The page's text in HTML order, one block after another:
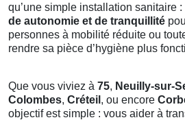
qu’une simple installation sanitaire
de autonomie et de tranquillité
personnes à mobilité réduite ou
rendre sa pièce d’hygiène plus
Que vous viviez à 75, Neuilly-sur-
Colombes, Créteil , ou encore
objectif est simple : vous aider à